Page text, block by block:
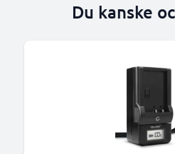
Du kanske